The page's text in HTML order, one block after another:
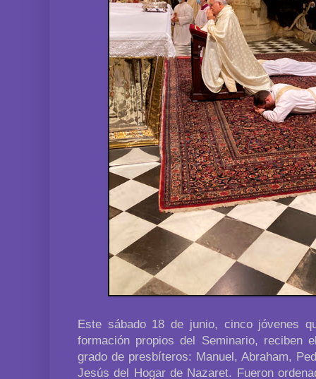
Este sábado 18 de junio, cinco jóvenes
formación propios del Seminario, reciben
grado de presbíteros: Manuel, Abraham,
Jesús del Hogar de Nazaret. Fueron